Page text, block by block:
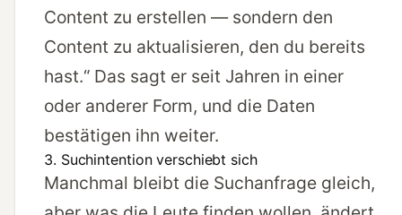
Content zu erstellen — sondern den
Content zu aktualisieren, den du bereits
hast.“ Das sagt er seit Jahren in einer
oder anderer Form, und die Daten
bestätigen ihn weiter.
3. Suchintention verschiebt sich
Manchmal bleibt die Suchanfrage gleich,